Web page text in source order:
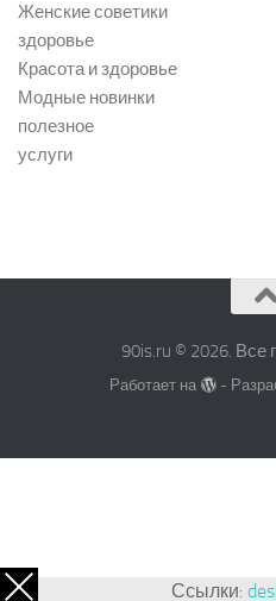
Женские советики
здоровье
Красота и здоровье
Модные новинки
полезное
услуги
90is.ru © 2026.
Работает на -
Ссылки: